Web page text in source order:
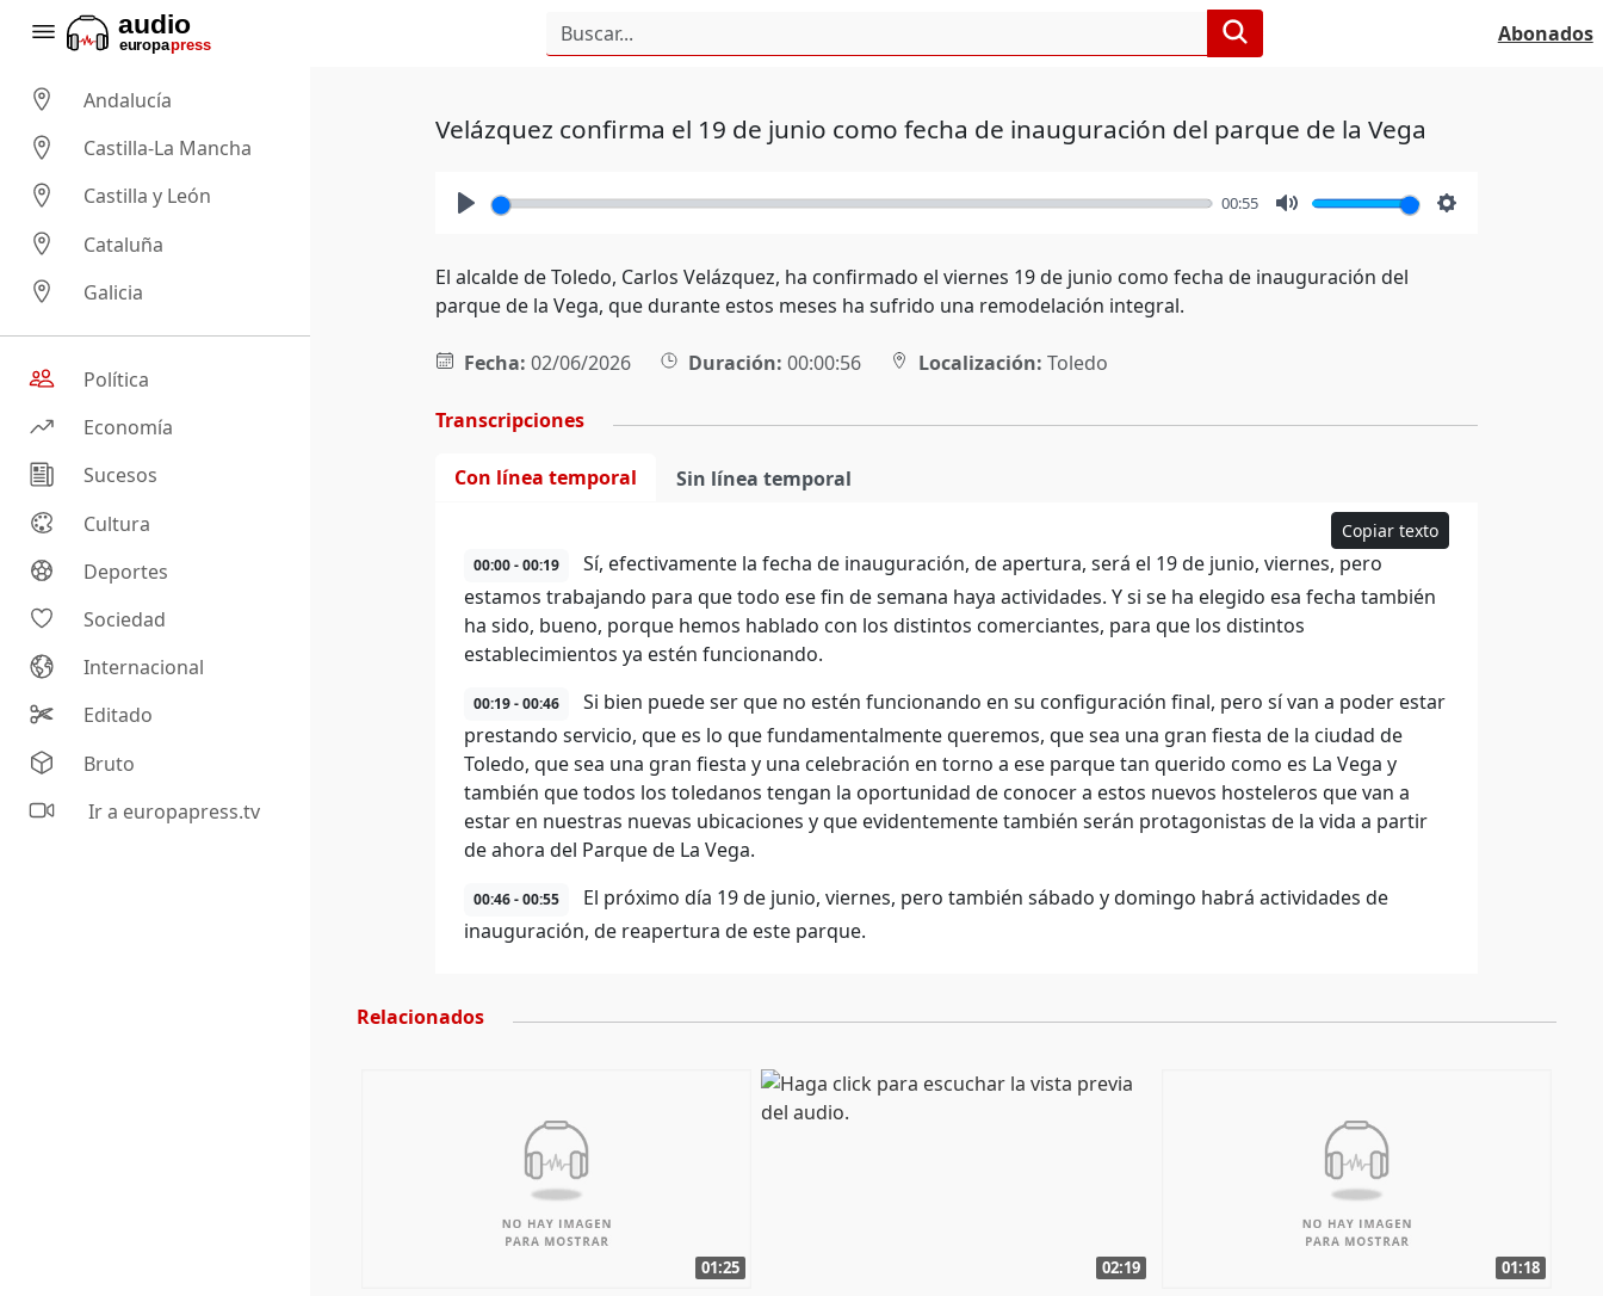
Abonados
Andalucía
Castilla-La Mancha
Castilla y León
Cataluña
Galicia
Política
Economía
Sucesos
Cultura
Deportes
Sociedad
Internacional
Editado
Bruto
Ir a europapress.tv
Velázquez confirma el 19 de junio como fecha de inauguración del parque de la Vega
00:55
El alcalde de Toledo, Carlos Velázquez, ha confirmado el viernes 19 de junio como fecha de inauguración del
parque de la Vega, que durante estos meses ha sufrido una remodelación integral.
Fecha: 02/06/2026 Duración: 00:00:56 Localización: Toledo
Transcripciones
Con línea temporal Sin línea temporal
Copiar texto
00:00 - 00:19
Sí, efectivamente la fecha de inauguración, de apertura, será el 19 de junio, viernes, pero
estamos trabajando para que todo ese fin de semana haya actividades. Y si se ha elegido esa fecha también
ha sido, bueno, porque hemos hablado con los distintos comerciantes, para que los distintos
establecimientos ya estén funcionando.
00:19 - 00:46
Si bien puede ser que no estén funcionando en su configuración final, pero sí van a poder estar
prestando servicio, que es lo que fundamentalmente queremos, que sea una gran fiesta de la ciudad de
Toledo, que sea una gran fiesta y una celebración en torno a ese parque tan querido como es La Vega y
también que todos los toledanos tengan la oportunidad de conocer a estos nuevos hosteleros que van a
estar en nuestras nuevas ubicaciones y que evidentemente también serán protagonistas de la vida a partir
de ahora del Parque de La Vega.
00:46 - 00:55
El próximo día 19 de junio, viernes, pero también sábado y domingo habrá actividades de
inauguración, de reapertura de este parque.
Relacionados
01:25 02:19 01:18